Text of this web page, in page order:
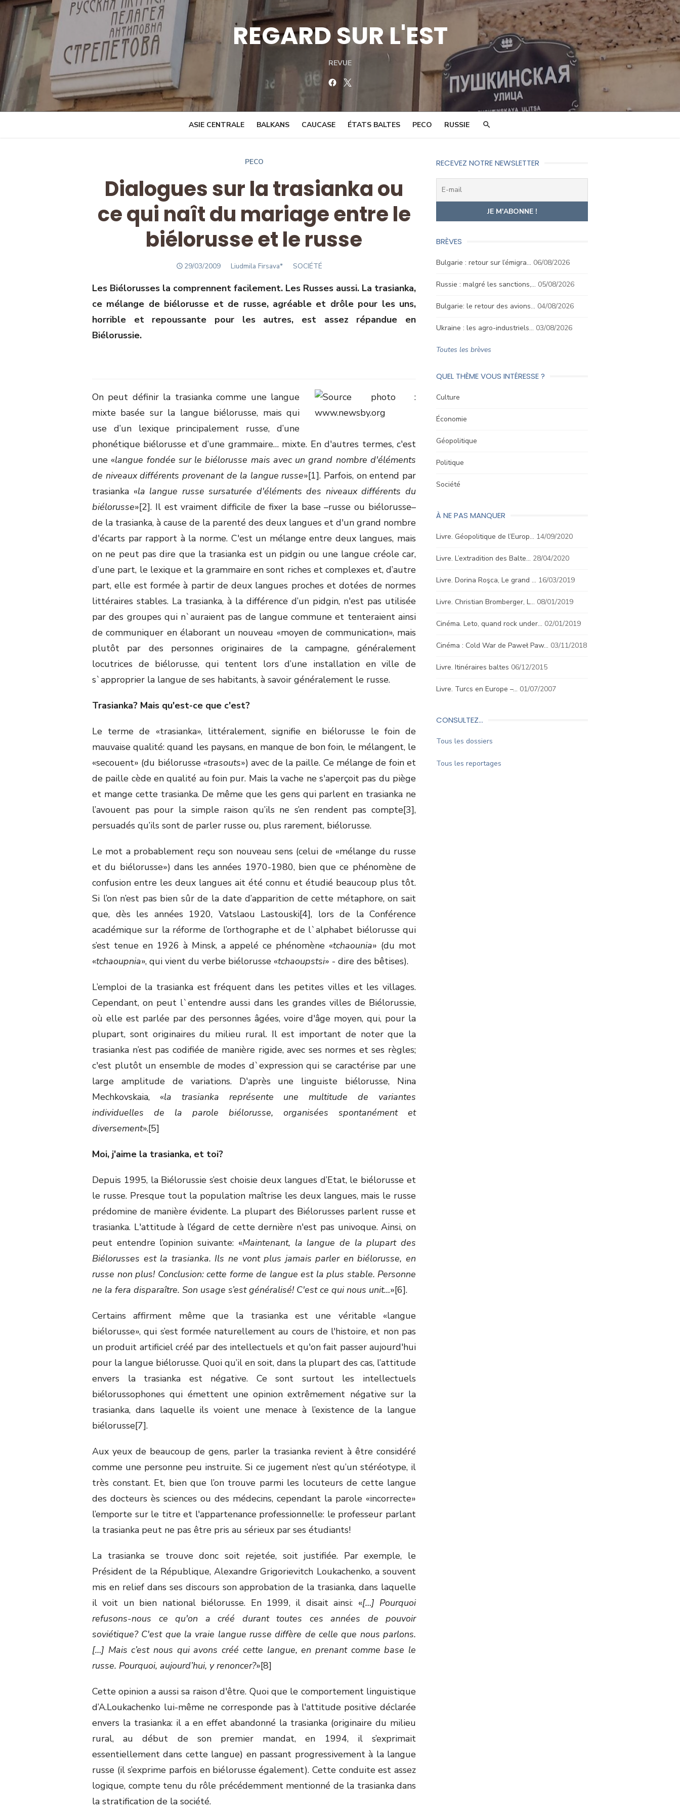
Skip
content
REGARD SUR L'EST
REVUE
Facebook
ASIE CENTRALE BALKANS CAUCASE ÉTATS BALTES PECO RUSSIE
PECO
Dialogues sur la trasianka ou
ce qui naît du mariage entre le
biélorusse et le russe
POSTED
29/03/2009 Author
Liudmila Firsava* SOCIÉTÉ
Les Biélorusses la comprennent facilement. Les Russes aussi. La trasianka,
ce mélange de biélorusse et de russe, agréable et drôle pour les uns,
horrible et repoussante pour les autres, est assez répandue en
Biélorussie.
On peut définir la trasianka comme une langue
mixte basée sur la langue biélorusse, mais qui
use d’un lexique principalement russe, d’une
phonétique biélorusse et d’une grammaire… mixte. En d'autres termes, c'est
une «langue fondée sur le biélorusse mais avec un grand nombre d'éléments
de niveaux différents provenant de la langue russe»[1]. Parfois, on entend par
trasianka «la langue russe sursaturée d'éléments des niveaux différents du
biélorusse»[2]. Il est vraiment difficile de fixer la base –russe ou biélorusse–
de la trasianka, à cause de la parenté des deux langues et d'un grand nombre
d'écarts par rapport à la norme. C'est un mélange entre deux langues, mais
on ne peut pas dire que la trasianka est un pidgin ou une langue créole car,
d’une part, le lexique et la grammaire en sont riches et complexes et, d’autre
part, elle est formée à partir de deux langues proches et dotées de normes
littéraires stables. La trasianka, à la différence d’un pidgin, n'est pas utilisée
par des groupes qui n`auraient pas de langue commune et tenteraient ainsi
de communiquer en élaborant un nouveau «moyen de communication», mais
plutôt par des personnes originaires de la campagne, généralement
locutrices de biélorusse, qui tentent lors d’une installation en ville de
s`approprier la langue de ses habitants, à savoir généralement le russe.
Trasianka? Mais qu'est-ce que c'est?
Le terme de «trasianka», littéralement, signifie en biélorusse le foin de
mauvaise qualité: quand les paysans, en manque de bon foin, le mélangent, le
«secouent» (du biélorusse «trasouts») avec de la paille. Ce mélange de foin et
de paille cède en qualité au foin pur. Mais la vache ne s'aperçoit pas du piège
et mange cette trasianka. De même que les gens qui parlent en trasianka ne
l’avouent pas pour la simple raison qu’ils ne s’en rendent pas compte[3],
persuadés qu’ils sont de parler russe ou, plus rarement, biélorusse.
Le mot a probablement reçu son nouveau sens (celui de «mélange du russe
et du biélorusse») dans les années 1970-1980, bien que ce phénomène de
confusion entre les deux langues ait été connu et étudié beaucoup plus tôt.
Si l’on n’est pas bien sûr de la date d’apparition de cette métaphore, on sait
que, dès les années 1920, Vatslaou Lastouski[4], lors de la Conférence
académique sur la réforme de l’orthographe et de l`alphabet biélorusse qui
s’est tenue en 1926 à Minsk, a appelé ce phénomène «tchaounia» (du mot
«tchaoupnia», qui vient du verbe biélorusse «tchaoupstsi» - dire des bêtises).
L’emploi de la trasianka est fréquent dans les petites villes et les villages.
Cependant, on peut l`entendre aussi dans les grandes villes de Biélorussie,
où elle est parlée par des personnes âgées, voire d'âge moyen, qui, pour la
plupart, sont originaires du milieu rural. Il est important de noter que la
trasianka n’est pas codifiée de manière rigide, avec ses normes et ses règles;
c'est plutôt un ensemble de modes d`expression qui se caractérise par une
large amplitude de variations. D'après une linguiste biélorusse, Nina
Mechkovskaia, «la trasianka représente une multitude de variantes
individuelles de la parole biélorusse, organisées spontanément et
diversement».[5]
Moi, j'aime la trasianka, et toi?
Depuis 1995, la Biélorussie s’est choisie deux langues d’Etat, le biélorusse et
le russe. Presque tout la population maîtrise les deux langues, mais le russe
prédomine de manière évidente. La plupart des Biélorusses parlent russe et
trasianka. L'attitude à l’égard de cette dernière n'est pas univoque. Ainsi, on
peut entendre l’opinion suivante: «Maintenant, la langue de la plupart des
Biélorusses est la trasianka. Ils ne vont plus jamais parler en biélorusse, en
russe non plus! Conclusion: cette forme de langue est la plus stable. Personne
ne la fera disparaître. Son usage s’est généralisé! C'est ce qui nous unit…»[6].
Certains affirment même que la trasianka est une véritable «langue
biélorusse», qui s’est formée naturellement au cours de l'histoire, et non pas
un produit artificiel créé par des intellectuels et qu'on fait passer aujourd'hui
pour la langue biélorusse. Quoi qu’il en soit, dans la plupart des cas, l’attitude
envers la trasianka est négative. Ce sont surtout les intellectuels
biélorussophones qui émettent une opinion extrêmement négative sur la
trasianka, dans laquelle ils voient une menace à l’existence de la langue
biélorusse[7].
Aux yeux de beaucoup de gens, parler la trasianka revient à être considéré
comme une personne peu instruite. Si ce jugement n’est qu’un stéréotype, il
très constant. Et, bien que l’on trouve parmi les locuteurs de cette langue
des docteurs ès sciences ou des médecins, cependant la parole «incorrecte»
l’emporte sur le titre et l'appartenance professionnelle: le professeur parlant
la trasianka peut ne pas être pris au sérieux par ses étudiants!
La trasianka se trouve donc soit rejetée, soit justifiée. Par exemple, le
Président de la République, Alexandre Grigorievitch Loukachenko, a souvent
mis en relief dans ses discours son approbation de la trasianka, dans laquelle
il voit un bien national biélorusse. En 1999, il disait ainsi: «[…] Pourquoi
refusons-nous ce qu'on a créé durant toutes ces années de pouvoir
soviétique? C'est que la vraie langue russe diffère de celle que nous parlons.
[…] Mais c’est nous qui avons créé cette langue, en prenant comme base le
russe. Pourquoi, aujourd’hui, y renoncer?»[8]
Cette opinion a aussi sa raison d'être. Quoi que le comportement linguistique
d’A.Loukachenko lui-même ne corresponde pas à l'attitude positive déclarée
envers la trasianka: il a en effet abandonné la trasianka (originaire du milieu
rural, au début de son premier mandat, en 1994, il s’exprimait
essentiellement dans cette langue) en passant progressivement à la langue
russe (il s’exprime parfois en biélorusse également). Cette conduite est assez
logique, compte tenu du rôle précédemment mentionné de la trasianka dans
la stratification de la société.
RECEVEZ NOTRE NEWSLETTER
BRÈVES
Bulgarie : retour sur l’émigra… 06/08/2026
Russie : malgré les sanctions,… 05/08/2026
Bulgarie: le retour des avions… 04/08/2026
Ukraine : les agro-industriels… 03/08/2026
Toutes les brèves
QUEL THÈME VOUS INTÉRESSE ?
Culture
Économie
Géopolitique
Politique
Société
À NE PAS MANQUER
Livre. Géopolitique de l’Europ… 14/09/2020
Livre. L’extradition des Balte… 28/04/2020
Livre. Dorina Roşca, Le grand … 16/03/2019
Livre. Christian Bromberger, L… 08/01/2019
Cinéma. Leto, quand rock under… 02/01/2019
Cinéma : Cold War de Paweł Paw… 03/11/2018
Livre. Itinéraires baltes 06/12/2015
Livre. Turcs en Europe –… 01/07/2007
CONSULTEZ…
Tous les dossiers
Tous les reportages